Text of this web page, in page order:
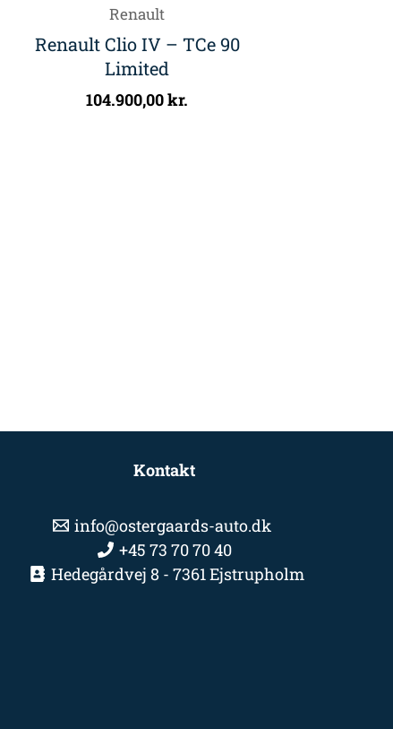
Renault
Renault Clio IV – TCe 90
Limited
104.900,00kr.
Kontakt
info@ostergaards-auto.dk
+45 73 70 70 40
Hedegårdvej 8 - 7361 Ejstrupholm